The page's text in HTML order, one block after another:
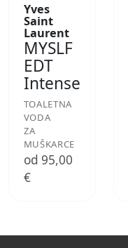
Yves
Saint
Laurent
MYSLF
EDT
Intense
TOALETNA
VODA
ZA
MUŠKARCE
od 95,00
€